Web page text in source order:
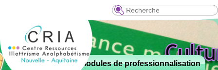
Recherche
Menu
principal
Aller
 Le CRIA Modules de professionnalisation